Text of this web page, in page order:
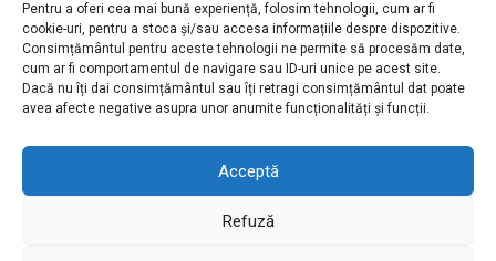
Pentru a oferi cea mai bună experiență, folosim tehnologii, cum ar fi
cookie-uri, pentru a stoca și/sau accesa informațiile despre dispozitive.
Consimțământul pentru aceste tehnologii ne permite să procesăm date,
cum ar fi comportamentul de navigare sau ID-uri unice pe acest site.
Dacă nu îți dai consimțământul sau îți retragi consimțământul dat poate
avea afecte negative asupra unor anumite funcționalități și funcții.
Acceptă
Refuză
noastra!